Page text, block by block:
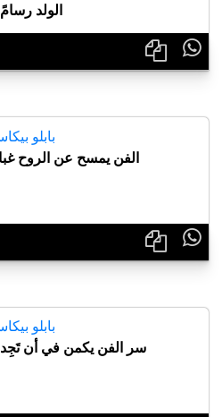
الولد رسامً

بابلو
الفن يمسح عن الروح

بابلو
سر الفن يكمن في أن